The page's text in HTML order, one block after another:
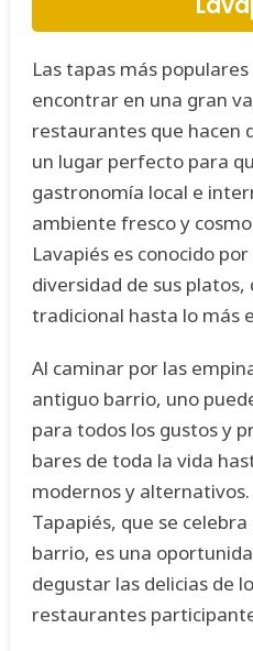
Las tapas más
encontrar en una gran
restaurantes que hacen
un lugar perfecto para
gastronomía local e
ambiente fresco y
Lavapiés es conocido
diversidad de sus
tradicional hasta lo más
Al caminar por las
antiguo barrio, uno
para todos los gustos y
bares de toda la vida
modernos y
Tapapiés, que se
barrio, es una
degustar las delicias de
restaurantes